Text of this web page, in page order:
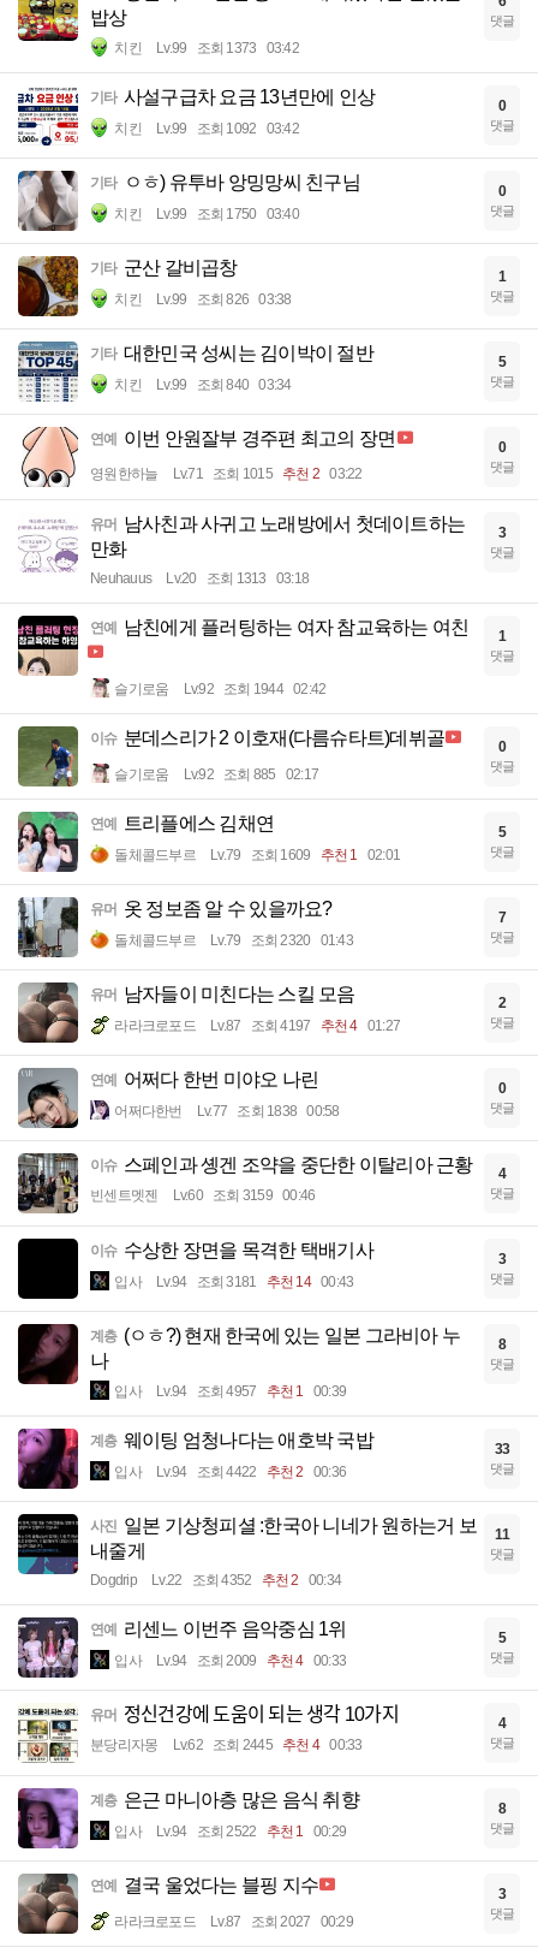
밥상
치킨 Lv.99 조회 1373 03:42
댓글
기타 사설구급차 요금 13년만에 인상
치킨 Lv.99 조회 1092 03:42
0
댓글
기타 ㅇㅎ) 유투바 앙밍망씨 친구님
치킨 Lv.99 조회 1750 03:40
0
댓글
기타 군산 갈비곱창
치킨 Lv.99 조회 826 03:38
1
댓글
기타 대한민국 성씨는 김이박이 절반
치킨 Lv.99 조회 840 03:34
5
댓글
연예 이번 안원잘부 경주편 최고의 장면
영원한하늘 Lv.71 조회 1015 추천 2 03:22
0
댓글
유머 남사친과 사귀고 노래방에서 첫데이트하는
만화
Neuhauus Lv.20 조회 1313 03:18
3
댓글
연예 남친에게 플러팅하는 여자 참교육하는 여친
슬기로움 Lv.92 조회 1944 02:42
1
댓글
이슈 분데스리가 2 이호재(다름슈타트)데뷔골
슬기로움 Lv.92 조회 885 02:17
0
댓글
연예 트리플에스 김채연
돌체콜드부르 Lv.79 조회 1609 추천 1 02:01
5
댓글
유머 옷 정보좀 알 수 있을까요?
돌체콜드부르 Lv.79 조회 2320 01:43
7
댓글
유머 남자들이 미친다는 스킬 모음
라라크로포드 Lv.87 조회 4197 추천 4 01:27
2
댓글
연예 어쩌다 한번 미야오 나린
어쩌다한번 Lv.77 조회 1838 00:58
0
댓글
이슈 스페인과 솅겐 조약을 중단한 이탈리아 근황
빈센트멧젠 Lv.60 조회 3159 00:46
4
댓글
이슈 수상한 장면을 목격한 택배기사
입사 Lv.94 조회 3181 추천 14 00:43
3
댓글
계층 (ㅇㅎ?) 현재 한국에 있는 일본 그라비아 누
나
입사 Lv.94 조회 4957 추천 1 00:39
8
댓글
계층 웨이팅 엄청나다는 애호박 국밥
입사 Lv.94 조회 4422 추천 2 00:36
33
댓글
사진 일본 기상청피셜 :한국아 니네가 원하는거 보
내줄게
Dogdrip Lv.22 조회 4352 추천 2 00:34
11
댓글
연예 리센느 이번주 음악중심 1위
입사 Lv.94 조회 2009 추천 4 00:33
5
댓글
유머 정신건강에 도움이 되는 생각 10가지
분당리자몽 Lv.62 조회 2445 추천 4 00:33
4
댓글
계층 은근 마니아층 많은 음식 취향
입사 Lv.94 조회 2522 추천 1 00:29
8
댓글
연예 결국 울었다는 블핑 지수
라라크로포드 Lv.87 조회 2027 00:29
3
댓글